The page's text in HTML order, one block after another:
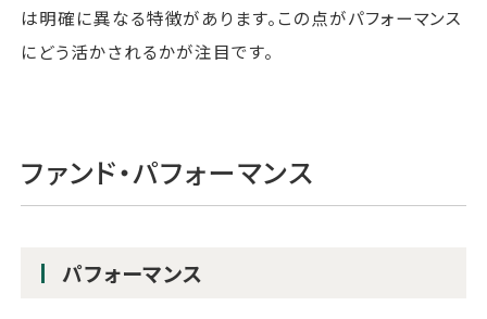
は明確に異なる特徴があります。この点がパフォーマンス
にどう活かされるかが注目です。
ファンド・パフォーマンス
パフォーマンス